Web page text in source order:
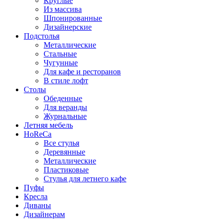
Из массива
Шпонированные
Дизайнерские
Подстолья
Металлические
Стальные
Чугунные
Для кафе и ресторанов
В стиле лофт
Столы
Обеденные
Для веранды
Журнальные
Летняя мебель
HoReCa
Все стулья
Деревянные
Металлические
Пластиковые
Стулья для летнего кафе
Пуфы
Кресла
Диваны
Дизайнерам